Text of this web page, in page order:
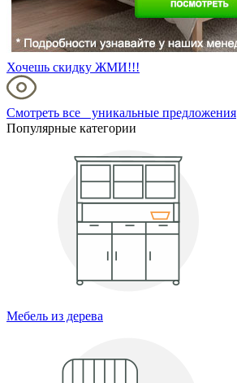
Хочешь скидку ЖМИ!!!
Смотреть все уникальные предложения
Популярные категории
Мебель из дерева